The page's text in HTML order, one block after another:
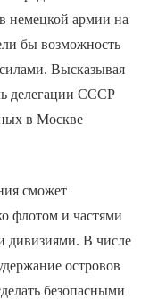
немецкой армии на
бы возможность
Высказывая
делегации СССР
в Москве
сможет
флотом и частями
дивизиями. В числе
островов
безопасными